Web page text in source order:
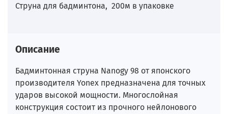
Струна для бадминтона, 200м в упаковке
Описание
Бадминтонная струна Nanogy 98 от японского
производителя Yonex предназначена для точных
ударов высокой мощности. Многослойная
конструкция состоит из прочного нейлонового